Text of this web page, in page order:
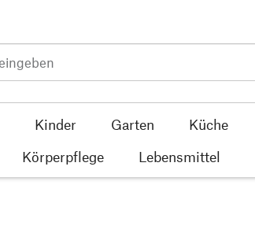
Kinder Garten Küche
Körperpflege Lebensmittel